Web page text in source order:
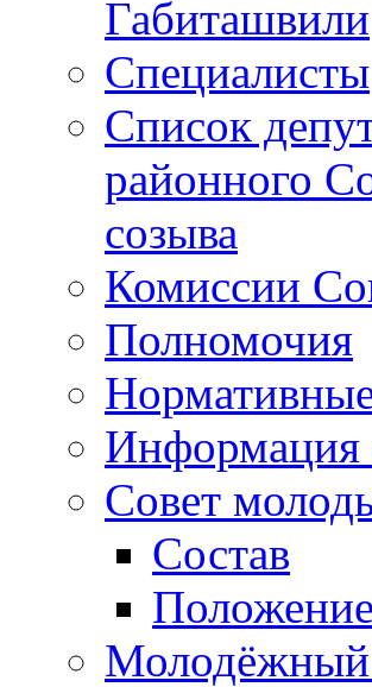
Габиташвили
Специалисты
Список
районного
созыва
Комиссии
Полномочия
Информация
Совет
Состав
Молодёжный